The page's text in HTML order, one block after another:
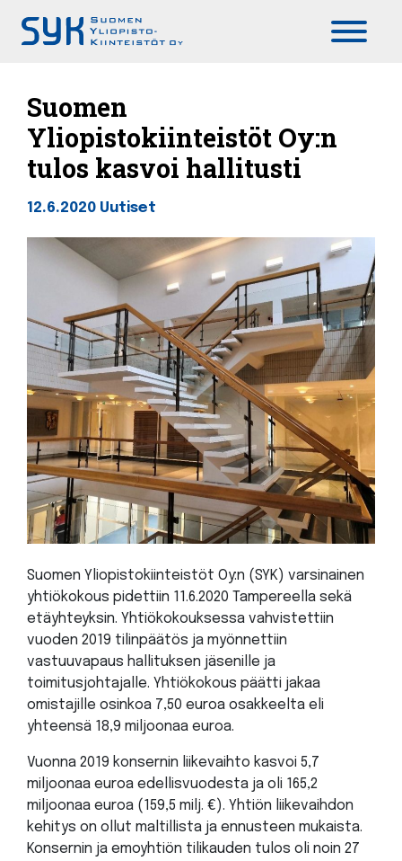
Suomen
Yliopistokiinteistöt Oy:n
tulos kasvoi hallitusti
12.6.2020 Uutiset
Suomen Yliopistokiinteistöt Oy:n (SYK) varsinainen
yhtiökokous pidettiin 11.6.2020 Tampereella sekä
etäyhteyksin. Yhtiökokouksessa vahvistettiin
vuoden 2019 tilinpäätös ja myönnettiin
vastuuvapaus hallituksen jäsenille ja
toimitusjohtajalle. Yhtiökokous päätti jakaa
omistajille osinkoa 7,50 euroa osakkeelta eli
yhteensä 18,9 miljoonaa euroa.
Vuonna 2019 konsernin liikevaihto kasvoi 5,7
miljoonaa euroa edellisvuodesta ja oli 165,2
miljoonaa euroa (159,5 milj. €). Yhtiön liikevaihdon
kehitys on ollut maltillista ja ennusteen mukaista.
Konsernin ja emoyhtiön tilikauden tulos oli noin 27